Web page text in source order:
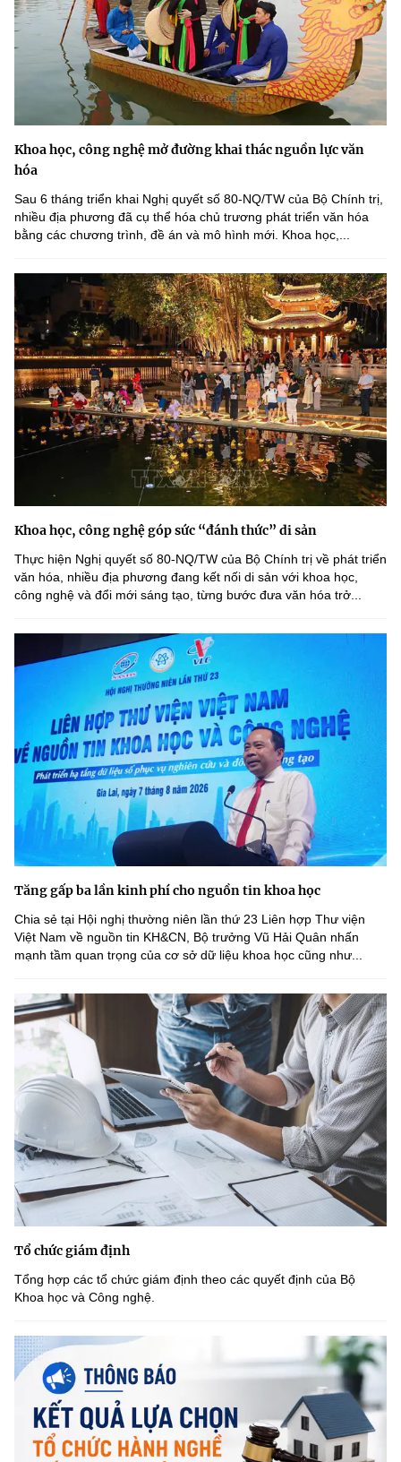
Khoa học, công nghệ mở đường khai thác nguồn lực văn
hóa
Sau 6 tháng triển khai Nghị quyết số 80-NQ/TW của Bộ Chính trị,
nhiều địa phương đã cụ thể hóa chủ trương phát triển văn hóa
bằng các chương trình, đề án và mô hình mới. Khoa học,...
Khoa học, công nghệ góp sức “đánh thức” di sản
Thực hiện Nghị quyết số 80-NQ/TW của Bộ Chính trị về phát triển
văn hóa, nhiều địa phương đang kết nối di sản với khoa học,
công nghệ và đổi mới sáng tạo, từng bước đưa văn hóa trở...
Tăng gấp ba lần kinh phí cho nguồn tin khoa học
Chia sẻ tại Hội nghị thường niên lần thứ 23 Liên hợp Thư viện
Việt Nam về nguồn tin KH&CN, Bộ trưởng Vũ Hải Quân nhấn
mạnh tầm quan trọng của cơ sở dữ liệu khoa học cũng như...
Tổ chức giám định
Tổng hợp các tổ chức giám định theo các quyết định của Bộ
Khoa học và Công nghệ.